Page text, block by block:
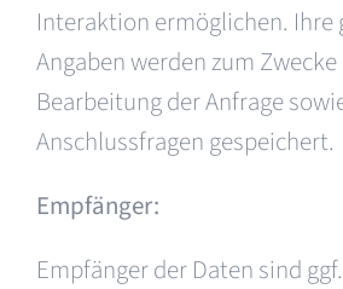
Interaktion ermöglichen. Ihre
Angaben werden zum
Bearbeitung der Anfrage
Anschlussfragen gespeichert.
Empfänger:
Empfänger der Daten sind ggf.